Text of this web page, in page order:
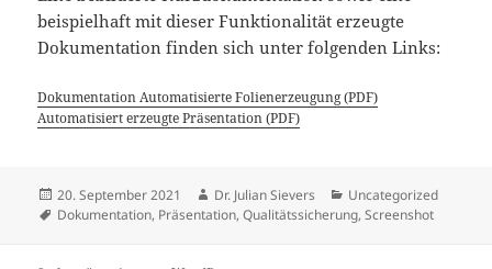
beispielhaft mit dieser Funktionalität erzeugte
Dokumentation finden sich unter folgenden Links:
Dokumentation Automatisierte Folienerzeugung (PDF)
Automatisiert erzeugte Präsentation (PDF)
Veröffentlicht
am
20. September 2021 Autor
Dr. Julian Sievers Kategorien
Uncategorized
Schlagwörter
Dokumentation, Präsentation,Qualitätssicherung,Screenshot